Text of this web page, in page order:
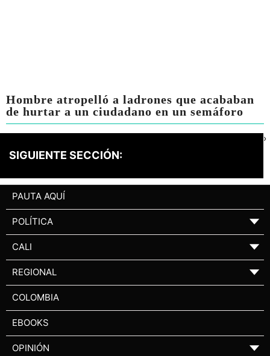
Hombre atropelló a ladrones que acababan
de hurtar a un ciudadano en un semáforo
SIGUIENTE SECCIÓN:
›
PAUTA AQUÍ
POLÍTICA ▼
CALI ▼
REGIONAL ▼
COLOMBIA
EBOOKS
OPINIÓN ▼